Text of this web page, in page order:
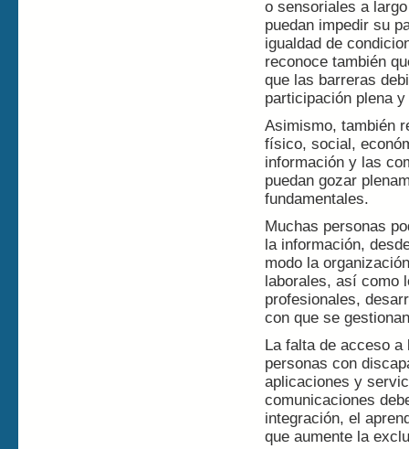
o sensoriales a
puedan impedir su
igualdad de
reconoce también
que las barreras
participación plena
Asimismo, también
físico, social,
información y las
puedan gozar
fundamentales.
Muchas personas
la información,
modo la
laborales, así como
profesionales,
con que se
La falta de acceso
personas con
aplicaciones y
comunicaciones
integración, el
que aumente la